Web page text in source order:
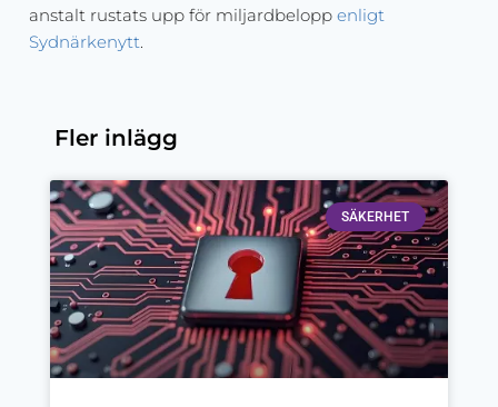
anstalt rustats upp för miljardbeloppenligt
Sydnärkenytt.
Fler inlägg
SÄKERHET